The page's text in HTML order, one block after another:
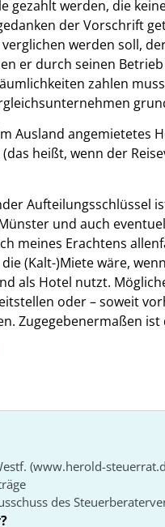
gezahlt werden, die
der Vorschrift
werden soll,
er durch seinen
zahlen
Ausland angemietetes
heißt, wenn der
Aufteilungsschlüssel
und auch
meines Erachtens
(Kalt-)Miete wäre,
als Hotel nutzt.
oder – soweit
Zugegebenermaßen
(www.herold-
des